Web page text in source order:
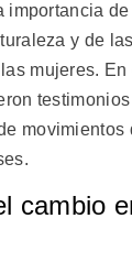
importancia de
y de
mujeres. En
testimonios
movimientos
cambio